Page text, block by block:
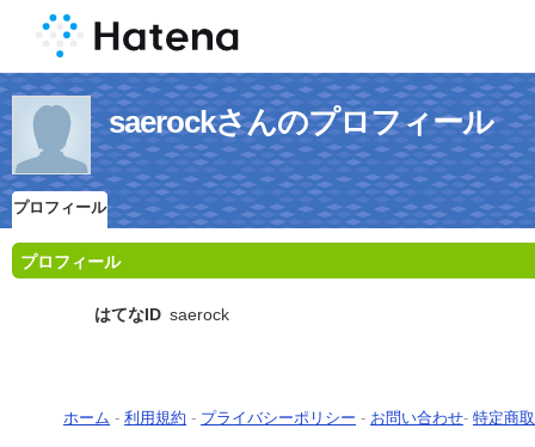
saerockさんのプロフィール
プロフィール
プロフィール
はてなID saerock
ホーム - 利用規約 - プライバシーポリシー - お問い合わせ- 特定商